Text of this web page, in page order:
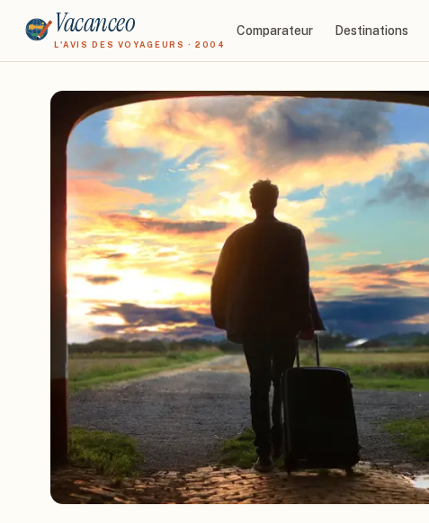
Vacanceo
L'AVIS DES VOYAGEURS · 2004
Comparateur Destinations